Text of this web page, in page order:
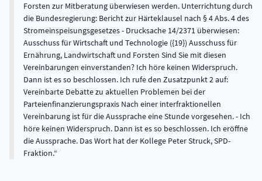
Forsten zur Mitberatung überwiesen werden. Unterrichtung durch
die Bundesregierung: Bericht zur Härteklausel nach § 4 Abs. 4 des
Stromeinspeisungsgesetzes - Drucksache 14/2371 überwiesen:
Ausschuss für Wirtschaft und Technologie ({19}) Ausschuss für
Ernährung, Landwirtschaft und Forsten Sind Sie mit diesen
Vereinbarungen einverstanden? Ich höre keinen Widerspruch.
Dann ist es so beschlossen. Ich rufe den Zusatzpunkt 2 auf:
Vereinbarte Debatte zu aktuellen Problemen bei der
Parteienfinanzierungspraxis Nach einer interfraktionellen
Vereinbarung ist für die Aussprache eine Stunde vorgesehen. - Ich
höre keinen Widerspruch. Dann ist es so beschlossen. Ich eröffne
die Aussprache. Das Wort hat der Kollege Peter Struck, SPD-
Fraktion.